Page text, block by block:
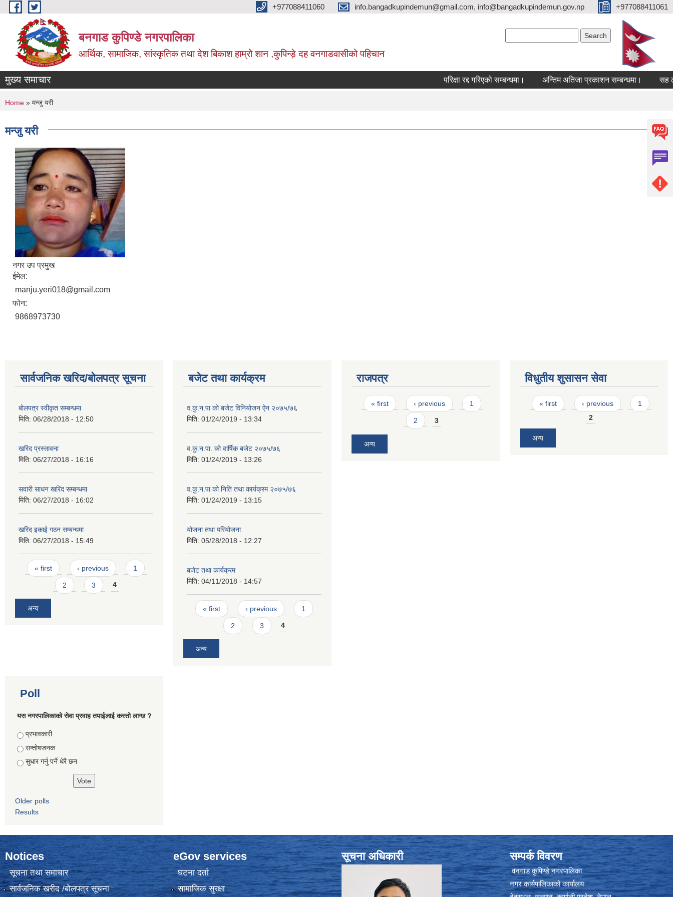
Skip to main content +977088411060 info.bangadkupindemun@gmail.com, info@bangadkupindemun.gov.np +977088411061
बनगाड कुपिण्डे नगरपालिका
आर्थिक, सामाजिक, सांस्कृतिक तथा देश बिकाश हाम्रो शान ,कुपिन्ड़े दह वनगाडवासीको पहिचान
मुख्य समाचार परिक्षा रद्द गरिएको सम्बन्धमा। अन्तिम अतिजा प्रकाशन सम्बन्धमा। सह
You are here
Home » मन्जु यरी
मन्जु यरी
नगर उप प्रमुख
ईमेल:
manju.yeri018@gmail.com
फोन:
9868973730
सार्वजनिक खरिद/बोलपत्र सूचना
बोलपत्र स्वीकृत सम्बन्धमा
मिति: 06/28/2018 - 12:50
खरिद प्रस्तावना
मिति: 06/27/2018 - 16:16
सवारी साधन खरिद सम्बन्धमा
मिति: 06/27/2018 - 16:02
खरिद इकाई गठन सम्बन्धमा
मिति: 06/27/2018 - 15:49
Pages
« first ‹ previous 1
2 3 4
अन्य
बजेट तथा कार्यक्रम
व.कु.न.पा को बजेट विनियोजन ऐन २०७५/७६
मिति: 01/24/2019 - 13:34
व.कु.न.पा. को वार्षिक बजेट २०७५/७६
मिति: 01/24/2019 - 13:26
व.कु.न.पा को निति तथा कार्यक्रम २०७५/७६
मिति: 01/24/2019 - 13:15
योजना तथा परियोजना
मिति: 05/28/2018 - 12:27
बजेट तथा कार्यक्रम
मिति: 04/11/2018 - 14:57
Pages
« first ‹ previous 1
2 3 4
अन्य
राजपत्र
Pages
« first ‹ previous 1
2 3
अन्य
विधुतीय शुसासन सेवा
Pages
« first ‹ previous
1
2
अन्य
Poll
यस नगरपालिकाको सेवा प्रवाह तपाईलाई कस्तो लाग्छ ?
Choices
प्रभावकारी
सन्तोषजनक
सुधार गर्नु पर्ने धेरै छन
Older polls
Results
Notices
सूचना तथा समाचार
सार्वजनिक खरीद /बोलपत्र सूचना
eGov services
घटना दर्ता
सामाजिक सुरक्षा
सूचना अधिकारी सम्पर्क विवरण
वनगाड कुपिण्डे नगरपालिका
नगर कार्यपालिकाको कार्यालय